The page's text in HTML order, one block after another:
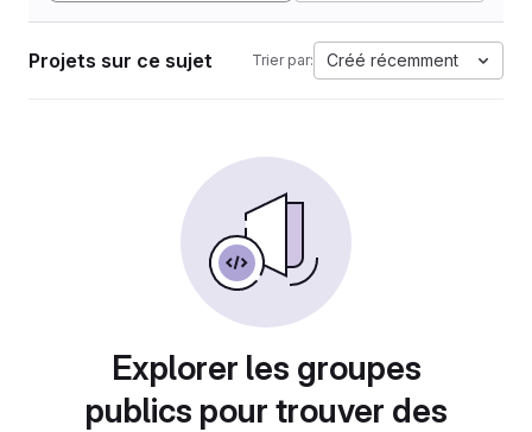
Projets sur ce sujet Trier par: Créé récemment
Explorer les groupes
publics pour trouver des